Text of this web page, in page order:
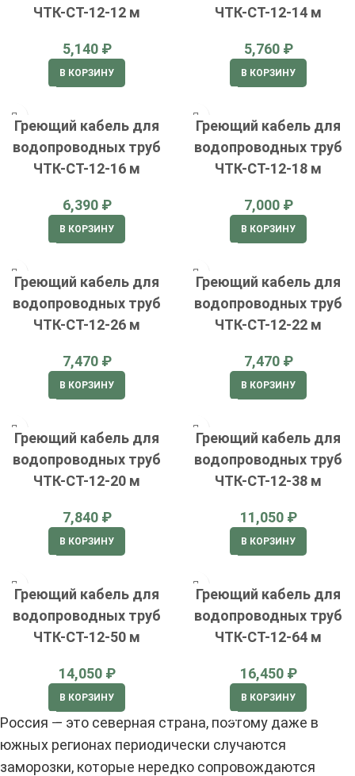
ЧТК-СТ-12-12 м
₽
В КОРЗИНУ
ЧТК-СТ-12-14 м
₽
В КОРЗИНУ
Греющий кабель для
водопроводных труб
ЧТК-СТ-12-16 м
₽
В КОРЗИНУ
Греющий кабель для
водопроводных труб
ЧТК-СТ-12-18 м
₽
В КОРЗИНУ
Греющий кабель для
водопроводных труб
ЧТК-СТ-12-26 м
₽
В КОРЗИНУ
Греющий кабель для
водопроводных труб
ЧТК-СТ-12-22 м
₽
В КОРЗИНУ
Греющий кабель для
водопроводных труб
ЧТК-СТ-12-20 м
₽
В КОРЗИНУ
Греющий кабель для
водопроводных труб
ЧТК-СТ-12-38 м
₽
В КОРЗИНУ
Греющий кабель для
водопроводных труб
ЧТК-СТ-12-50 м
₽
В КОРЗИНУ
Греющий кабель для
водопроводных труб
ЧТК-СТ-12-64 м
₽
В КОРЗИНУ
Россия — это северная страна, поэтому даже в
южных регионах периодически случаются
заморозки, которые нередко сопровождаются